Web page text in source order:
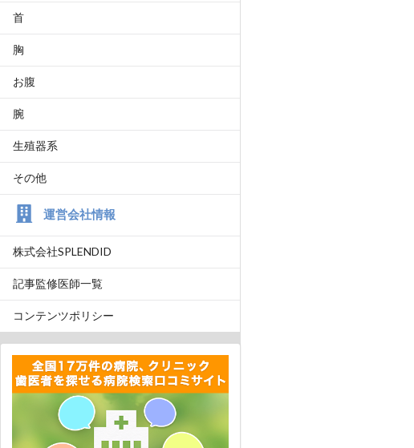
首
胸
お腹
腕
生殖器系
その他
運営会社情報
株式会社SPLENDID
記事監修医師一覧
コンテンツポリシー